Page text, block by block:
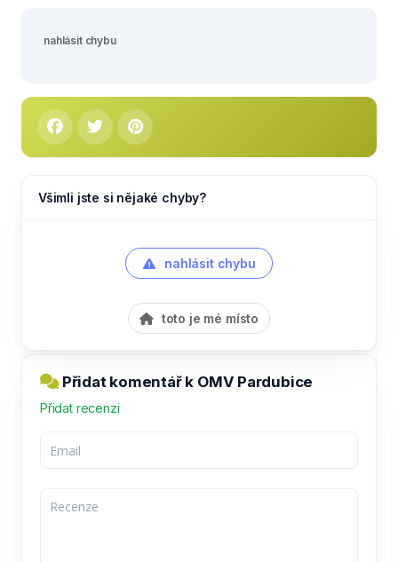
nahlásit chybu
Všimli jste si nějaké chyby?
nahlásit chybu
toto je mé místo
Přidat komentář k OMV Pardubice
Přidat recenzi